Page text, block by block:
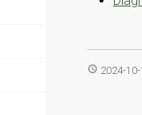
access_time 2024-